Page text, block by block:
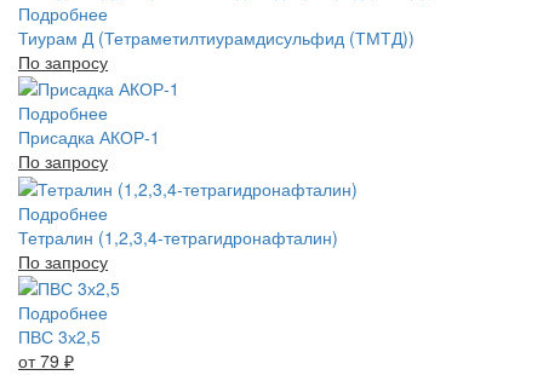
Подробнее
Тиурам Д (Тетраметилтиурамдисульфид (ТМТД))
По запросу
Подробнее
Присадка АКОР-1
По запросу
Подробнее
Тетралин (1,2,3,4-тетрагидронафталин)
По запросу
Подробнее
ПВС 3х2,5
от 79 ₽